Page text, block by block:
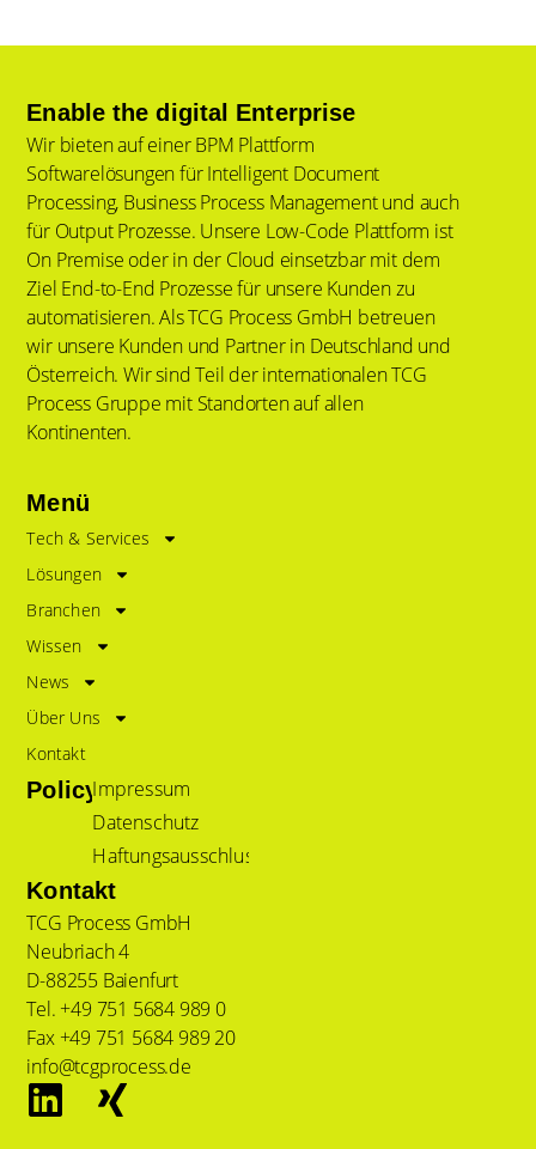
Enable the digital Enterprise
Wir bieten auf einer BPM Plattform
Softwarelösungen für Intelligent Document
Processing, Business Process Management und auch
für Output Prozesse. Unsere Low-Code Plattform ist
On Premise oder in der Cloud einsetzbar mit dem
Ziel End-to-End Prozesse für unsere Kunden zu
automatisieren. Als TCG Process GmbH betreuen
wir unsere Kunden und Partner in Deutschland und
Österreich. Wir sind Teil der internationalen TCG
Process Gruppe mit Standorten auf allen
Kontinenten.
Menü
Tech & Services
Lösungen
Branchen
Wissen
News
Über Uns
Kontakt
PolicyImpressum
Datenschutz
Haftungsausschluss
Kontakt
TCG Process GmbH
Neubriach 4
D-88255 Baienfurt
Tel. +49 751 5684 989 0
Fax +49 751 5684 989 20
info@tcgprocess.de